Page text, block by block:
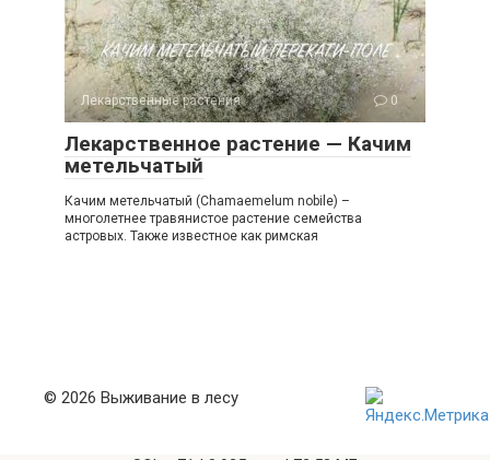
Лекарственные растения 0
Лекарственное растение — Качим
метельчатый
Качим метельчатый (Chamaemelum nobile) –
многолетнее травянистое растение семейства
астровых. Также известное как римская
© 2026 Выживание в лесу